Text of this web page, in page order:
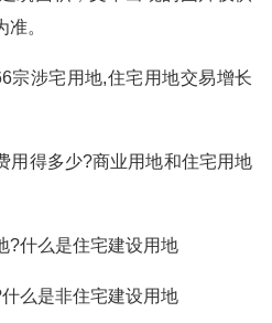
。
涉宅用地,住宅用地交易增长
得多少?商业用地和住宅用地
什么是住宅建设用地
么是非住宅建设用地